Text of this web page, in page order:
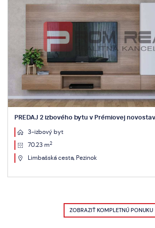
PREDAJ 2 izbového bytu v Prémiovej
3-izbový byt
70.23 m2
Limbašská cesta, Pezinok
ZOBRAZIŤ KOMPLETNÚ PONUKU